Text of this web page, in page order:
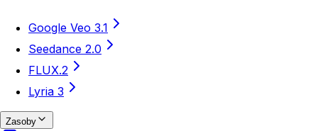
Google Veo 3.1
Seedance 2.0
FLUX.2
Lyria 3
Zasoby